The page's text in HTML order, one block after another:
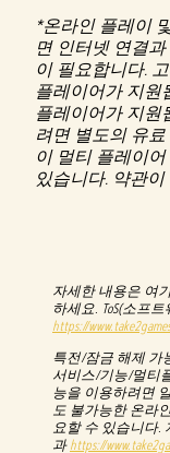
*온라인 플레이
면 인터넷 연결
이 필요합니다.
플레이어가 지원
플레이어가 지원
려면 별도의 유
이 멀티 플레이
있습니다. 약관
자세한 내용은 여
하세요. ToS(소프
https://
특전/잠금 해제 가
서비스/기능/멀티
능을 이용하려면
도 불가능한 온라
요할 수 있습니다.
과https://